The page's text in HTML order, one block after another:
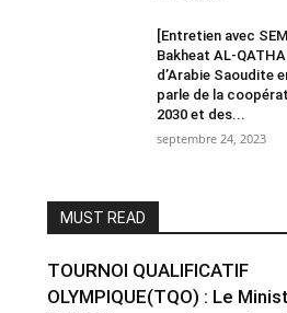
[Entretien avec
Bakheat AL-
d’Arabie Saoudite
parle de la
2030 et des...
septembre 24, 2023
MUST READ
TOURNOI QUALIFICATIF
OLYMPIQUE(TQO) : Le